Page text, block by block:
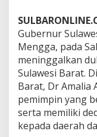
i
m
S
.
M
e
n
g
g
a
d
Gubernur
Mengga, pada
meninggalkan
Sulawesi Barat.
Barat, Dr Amalia
pemimpin yang
serta memiliki
kepada daerah